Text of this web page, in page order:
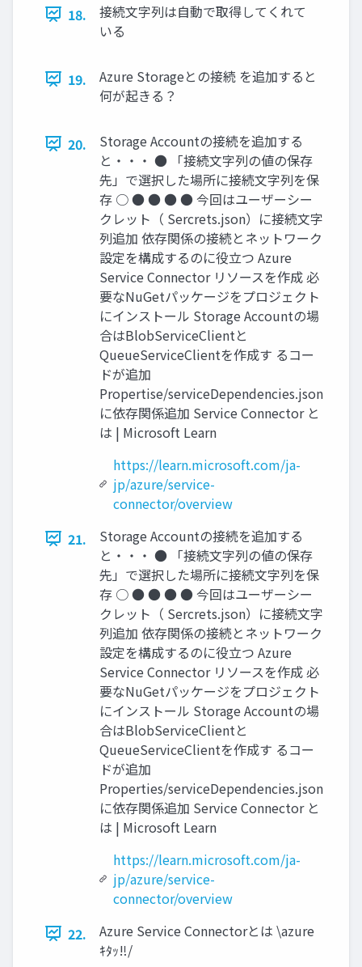
18.
接続文字列は自動で取得してくれて
いる
19.
Azure Storageとの接続 を追加すると
何が起きる？
20.
Storage Accountの接続を追加する
と・・・ ● 「接続文字列の値の保存
先」で選択した場所に接続文字列を保
存 ○ ● ● ● ● 今回はユーザーシー
クレット（ Sercrets.json）に接続文字
列追加 依存関係の接続とネットワーク
設定を構成するのに役立つ Azure
Service Connector リソースを作成 必
要なNuGetパッケージをプロジェクト
にインストール Storage Accountの場
合はBlobServiceClientと
QueueServiceClientを作成す るコー
ドが追加
Propertise/serviceDependencies.json
に依存関係追加 Service Connector と
は | Microsoft Learn
https://learn.microsoft.com/ja-
jp/azure/service-
connector/overview
21.
Storage Accountの接続を追加する
と・・・ ● 「接続文字列の値の保存
先」で選択した場所に接続文字列を保
存 ○ ● ● ● ● 今回はユーザーシー
クレット（ Sercrets.json）に接続文字
列追加 依存関係の接続とネットワーク
設定を構成するのに役立つ Azure
Service Connector リソースを作成 必
要なNuGetパッケージをプロジェクト
にインストール Storage Accountの場
合はBlobServiceClientと
QueueServiceClientを作成す るコー
ドが追加
Properties/serviceDependencies.json
に依存関係追加 Service Connector と
は | Microsoft Learn
https://learn.microsoft.com/ja-
jp/azure/service-
connector/overview
22.
Azure Service Connectorとは \azure
ｷﾀｯ‼/